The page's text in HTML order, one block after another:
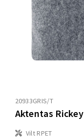
20933GRIS/T
Aktentas Rickey
Vilt RPET